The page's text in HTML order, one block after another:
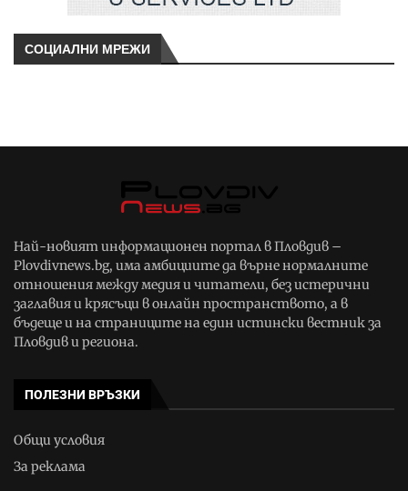
СОЦИАЛНИ МРЕЖИ
Най-новият информационен портал в Пловдив –
Plovdivnews.bg, има амбициите да върне нормалните
отношения между медия и читатели, без истерични
заглавия и крясъци в онлайн пространството, а в
бъдеще и на страниците на един истински вестник за
Пловдив и региона.
ПОЛЕЗНИ ВРЪЗКИ
Общи условия
За реклама